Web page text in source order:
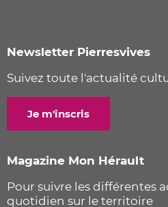
Newsletter Pierresvives
Suivez toute l'actualité
Je m'inscris
Magazine Mon Hérault
Pour suivre les différentes
quotidien sur le territoire